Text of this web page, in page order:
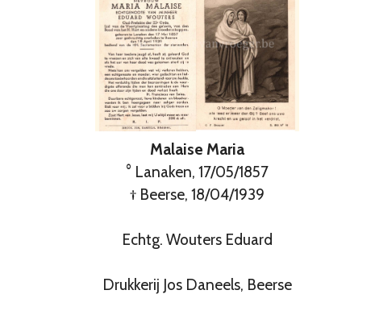
Malaise Maria
° Lanaken, 17/05/1857
† Beerse, 18/04/1939
Echtg. Wouters Eduard
Drukkerij Jos Daneels, Beerse